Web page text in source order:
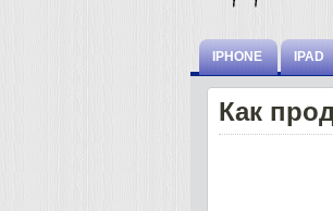
IPHONE IPAD
Как